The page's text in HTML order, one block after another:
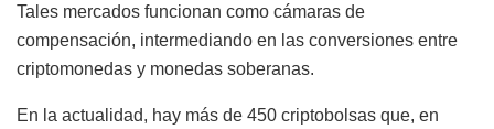
Tales mercados funcionan como cámaras de
compensación, intermediando en las conversiones entre
criptomonedas y monedas soberanas.
En la actualidad, hay más de 450 criptobolsas que, en